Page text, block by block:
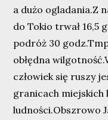
a dużo ogladania.Z
do Tokio trwał 16,5
podróż 30
obłędna
człowiek się ruszy
granicach miejskich
ludności.Obszrowo